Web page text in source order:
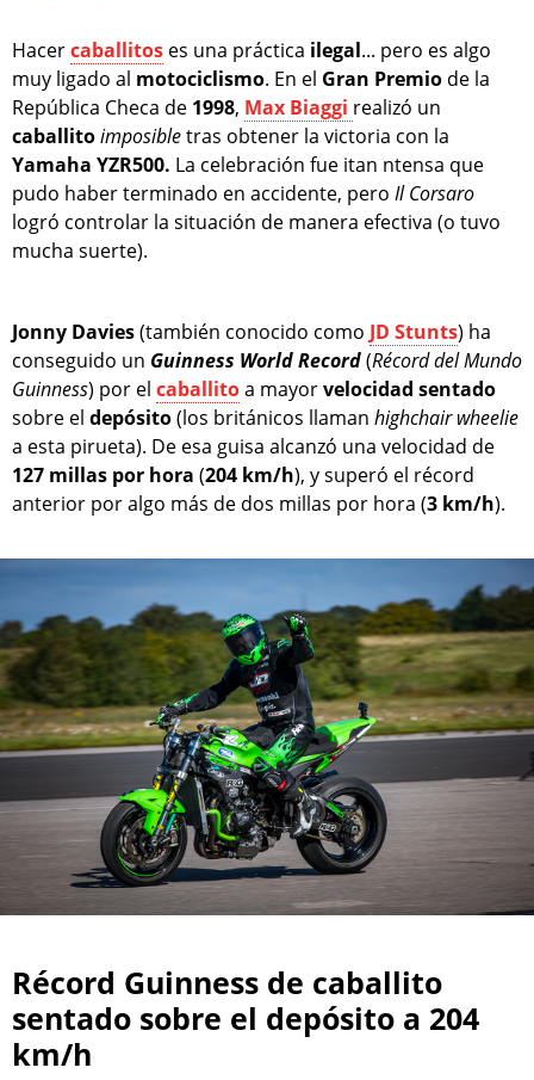
Hacercaballitos es una práctica ilegal... pero es algo
muy ligado al motociclismo. En el Gran Premio de la
República Checa de 1998, Max Biaggi realizó un
caballitoimposibletras obtener la victoria con la
Yamaha YZR500. La celebración fue itan ntensa que
pudo haber terminado en accidente, pero Il Corsaro
logró controlar la situación de manera efectiva (o tuvo
mucha suerte).
Jonny Davies(también conocido como JD Stunts) ha
conseguido un Guinness World Record(Récord del Mundo
Guinness) por el caballitoa mayorvelocidad sentado
sobre el depósito(los británicos llaman highchair wheelie
a esta pirueta). De esa guisa alcanzó una velocidad de
127 millas por hora (204 km/h), y superó el récord
anterior por algo más de dos millas por hora (3 km/h).
Récord Guinness de caballito
sentado sobre el depósito a 204
km/h